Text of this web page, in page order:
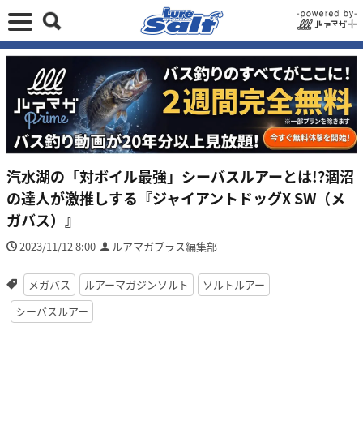
汽水湖の「対ボイル最強」シーバスルアーとは!?涸沼
の達人が激推しする『ジャイアントドッグX SW（メ
ガバス）』
2023/11/12 8:00 ルアマガプラス編集部
メガバス ルアーマガジンソルト
ソルトルアー
シーバスルアー